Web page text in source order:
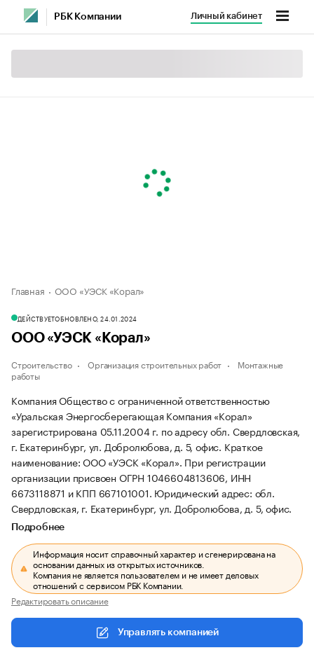
РБК Компании Личный кабинет
Главная ООО «УЭСК «Корал»
ДЕЙСТВУЕТОБНОВЛЕНО, 24.01.2024
ООО «УЭСК «Корал»
Строительство Организация строительных работ
Монтажные
работы
Компания Общество с ограниченной ответственностью
«Уральская Энергосберегающая Компания «Корал»
зарегистрирована 05.11.2004 г. по адресу обл. Свердловская,
г. Екатеринбург, ул. Добролюбова, д. 5, офис. Краткое
наименование: ООО «УЭСК «Корал». При регистрации
организации присвоен ОГРН 1046604813606, ИНН
6673118871 и КПП 667101001. Юридический адрес: обл.
Свердловская, г. Екатеринбург, ул. Добролюбова, д. 5, офис.
Подробнее
Информация носит справочный характер и сгенерирована на
основании данных из открытых источников.
Компания не является пользователем и не имеет деловых
отношений с сервисом РБК Компании.
Редактировать описание
Управлять компанией